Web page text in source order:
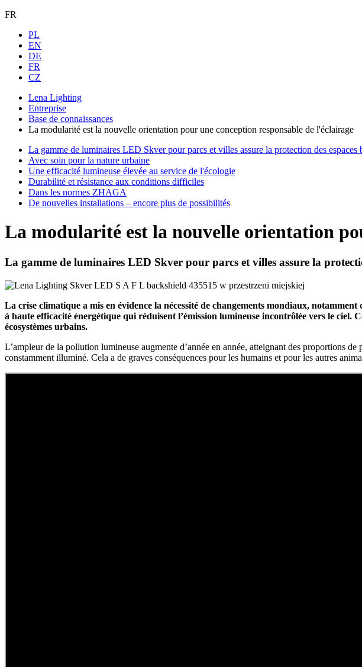
FR
PL
EN
DE
FR
CZ
Lena Lighting
Entreprise
Base de connaissances
La modularité est la nouvelle orientation pour une conception responsable de l'éclairage
La gamme de luminaires LED Skver pour parcs et villes assure la protection des espaces
Avec soin pour la nature urbaine
Une efficacité lumineuse élevée au service de l'écologie
Durabilité et résistance aux conditions difficiles
Dans les normes ZHAGA
De nouvelles installations – encore plus de possibilités
La modularité est la nouvelle orientation
La gamme de luminaires LED Skver pour parcs et villes assure la
La crise climatique a mis en évidence la nécessité de changements mondiaux,
à haute efficacité énergétique qui réduisent l’émission lumineuse incontrôlée vers le ciel.
écosystèmes urbains.
L’ampleur de la pollution lumineuse augmente d’année en année, atteignant des proportions
constamment illuminé. Cela a de graves conséquences pour les humains et pour les autres